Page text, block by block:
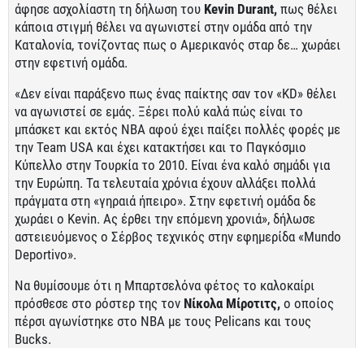
άφησε ασχολίαστη τη δήλωση του Kevin Durant, πως θέλει
κάποια στιγμή θέλει να αγωνιστεί στην ομάδα από την
Καταλονία, τονίζοντας πως ο Αμερικανός σταρ δε… χωράει
στην εφετινή ομάδα.
«Δεν είναι παράξενο πως ένας παίκτης σαν τον «KD» θέλει
να αγωνιστεί σε εμάς. Ξέρει πολύ καλά πώς είναι το
μπάσκετ και εκτός ΝΒΑ αφού έχει παίξει πολλές φορές με
την Team USA και έχει κατακτήσει και το Παγκόσμιο
Κύπελλο στην Τουρκία το 2010. Είναι ένα καλό σημάδι για
την Ευρώπη. Τα τελευταία χρόνια έχουν αλλάξει πολλά
πράγματα στη «γηραιά ήπειρο». Στην εφετινή ομάδα δε
χωράει ο Kevin. Ας έρθει την επόμενη χρονιά», δήλωσε
αστειευόμενος ο Σέρβος τεχνικός στην εφημερίδα «Mundo
Deportivo».
Να θυμίσουμε ότι η Μπαρτσελόνα φέτος το καλοκαίρι
πρόσθεσε στο ρόστερ της τον Νίκολα Μίροτιτς, ο οποίος
πέρσι αγωνίστηκε στο ΝΒΑ με τους Pelicans και τους
Bucks.